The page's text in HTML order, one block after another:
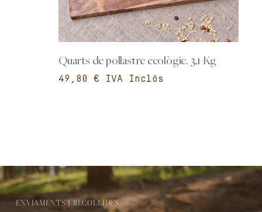
Quarts de pollastre ecològic. 3,1 Kg
€
ENVIAMENTS I RECOLLIDES